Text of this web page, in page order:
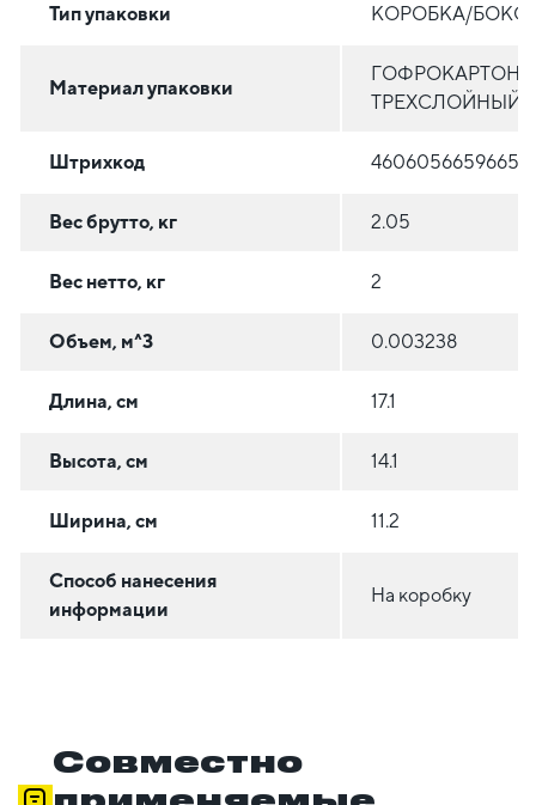
Тип упаковки КОРОБКА/БОКС
Материал упаковки
ГОФРОКАРТОН
ТРЕХСЛОЙНЫЙ
Штрихкод 4606056659665
Вес брутто, кг 2.05
Вес нетто, кг 2
Объем, м^3 0.003238
Длина, см 17.1
Высота, см 14.1
Ширина, см 11.2
Способ нанесения
информации
На коробку
Совместно